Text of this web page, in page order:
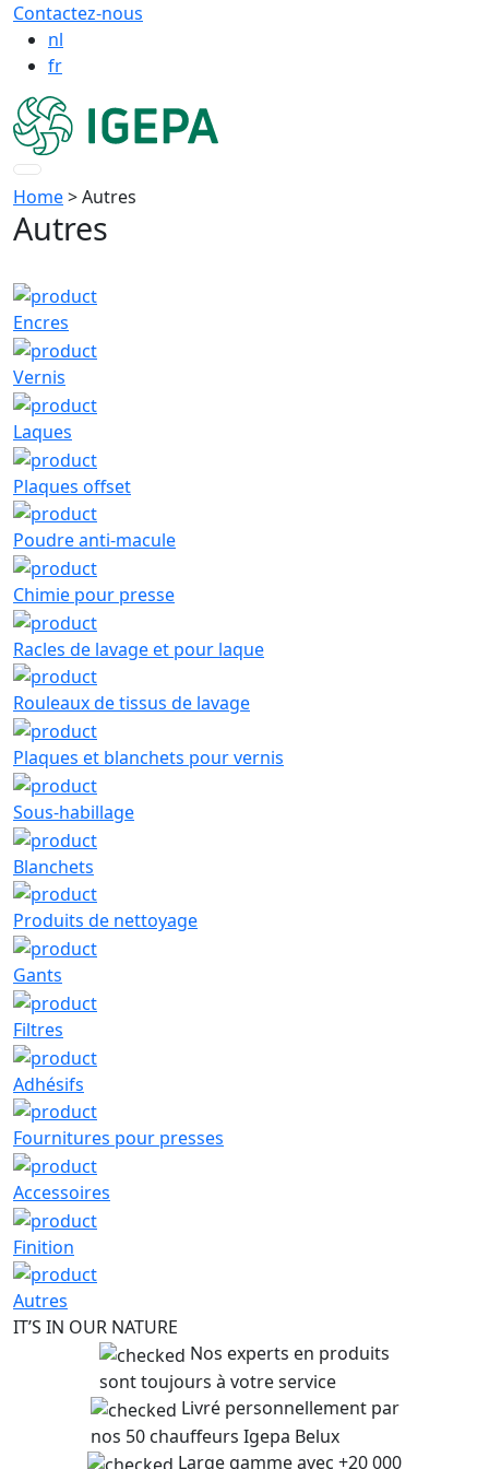
Contactez-nous
nl
fr
Home> Autres
Autres
Encres
Vernis
Laques
Plaques offset
Poudre anti-macule
Chimie pour presse
Racles de lavage et pour laque
Rouleaux de tissus de lavage
Plaques et blanchets pour vernis
Sous-habillage
Blanchets
Produits de nettoyage
Gants
Filtres
Adhésifs
Fournitures pour presses
Accessoires
Finition
Autres
IT’S IN OUR NATURE
Nos experts en produits
sont toujours à votre service
Livré personnellement par
nos 50 chauffeurs Igepa Belux
Large gamme avec +20 000